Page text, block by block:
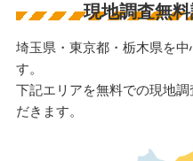
現地調査無
埼玉県・東京都・栃木県を
す。
下記エリアを無料での現地
だきます。